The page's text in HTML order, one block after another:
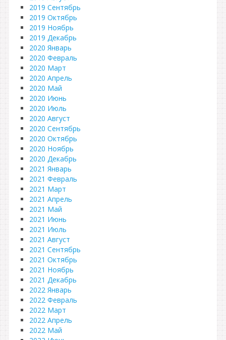
2019 Сентябрь
2019 Октябрь
2019 Ноябрь
2019 Декабрь
2020 Январь
2020 Февраль
2020 Март
2020 Апрель
2020 Май
2020 Июнь
2020 Июль
2020 Август
2020 Сентябрь
2020 Октябрь
2020 Ноябрь
2020 Декабрь
2021 Январь
2021 Февраль
2021 Март
2021 Апрель
2021 Май
2021 Июнь
2021 Июль
2021 Август
2021 Сентябрь
2021 Октябрь
2021 Ноябрь
2021 Декабрь
2022 Январь
2022 Февраль
2022 Март
2022 Апрель
2022 Май